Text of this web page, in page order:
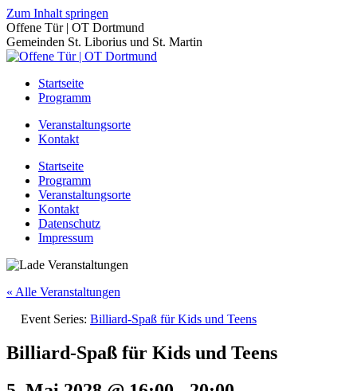
Zum Inhalt springen
Offene Tür | OT Dortmund
Gemeinden St. Liborius und St. Martin
Startseite
Programm
Veranstaltungsorte
Kontakt
Startseite
Programm
Veranstaltungsorte
Kontakt
Datenschutz
Impressum
« Alle Veranstaltungen
Event Series: Billiard-Spaß für Kids und Teens
Billiard-Spaß für Kids und Teens